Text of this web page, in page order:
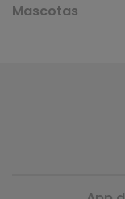
Mascotas